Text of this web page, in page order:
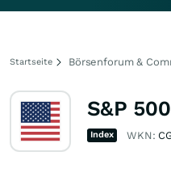
Startseite Börsenforum &
S&P
Index WKN: